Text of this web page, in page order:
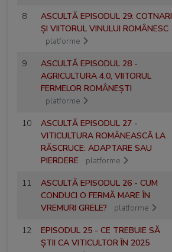
8
ASCULTĂ EPISODUL 29: COTNARI
ȘI VIITORUL VINULUI ROMÂNESC
platforme
9
ASCULTĂ EPISODUL 28 -
AGRICULTURA 4.0, VIITORUL
FERMELOR ROMÂNEȘTI
platforme
10
ASCULTĂ EPISODUL 27 -
VITICULTURA ROMÂNEASCĂ LA
RĂSCRUCE: ADAPTARE SAU
PIERDERE
platforme
11
ASCULTĂ EPISODUL 26 - CUM
CONDUCI O FERMĂ MARE ÎN
VREMURI GRELE?
platforme
12
EPISODUL 25 - CE TREBUIE SĂ
ȘTII CA VITICULTOR ÎN 2025